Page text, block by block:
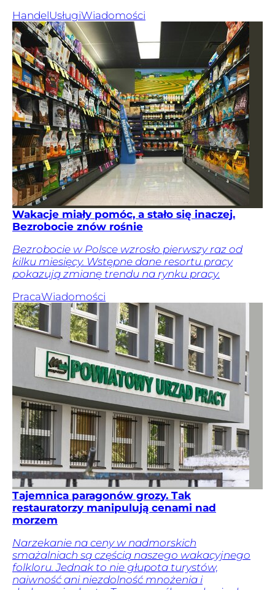
HandelUsługiWiadomości
Wakacje miały pomóc, a stało się inaczej.
Bezrobocie znów rośnie
Bezrobocie w Polsce wzrosło pierwszy raz od
kilku miesięcy. Wstępne dane resortu pracy
pokazują zmianę trendu na rynku pracy.
PracaWiadomości
Tajemnica paragonów grozy. Tak
restauratorzy manipulują cenami nad
morzem
Narzekanie na ceny w nadmorskich
smażalniach są częścią naszego wakacyjnego
folkloru. Jednak to nie głupota turystów,
naiwność ani niezdolność mnożenia i